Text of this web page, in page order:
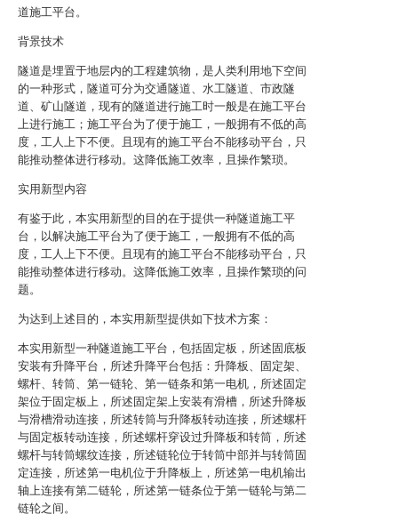
道施工平台。
背景技术
隧道是埋置于地层内的工程建筑物，是人类利用地下空间
的一种形式，隧道可分为交通隧道、水工隧道、市政隧
道、矿山隧道，现有的隧道进行施工时一般是在施工平台
上进行施工；施工平台为了便于施工，一般拥有不低的高
度，工人上下不便。且现有的施工平台不能移动平台，只
能推动整体进行移动。这降低施工效率，且操作繁琐。
实用新型内容
有鉴于此，本实用新型的目的在于提供一种隧道施工平
台，以解决施工平台为了便于施工，一般拥有不低的高
度，工人上下不便。且现有的施工平台不能移动平台，只
能推动整体进行移动。这降低施工效率，且操作繁琐的问
题。
为达到上述目的，本实用新型提供如下技术方案：
本实用新型一种隧道施工平台，包括固定板，所述固底板
安装有升降平台，所述升降平台包括：升降板、固定架、
螺杆、转筒、第一链轮、第一链条和第一电机，所述固定
架位于固定板上，所述固定架上安装有滑槽，所述升降板
与滑槽滑动连接，所述转筒与升降板转动连接，所述螺杆
与固定板转动连接，所述螺杆穿设过升降板和转筒，所述
螺杆与转筒螺纹连接，所述链轮位于转筒中部并与转筒固
定连接，所述第一电机位于升降板上，所述第一电机输出
轴上连接有第二链轮，所述第一链条位于第一链轮与第二
链轮之间。